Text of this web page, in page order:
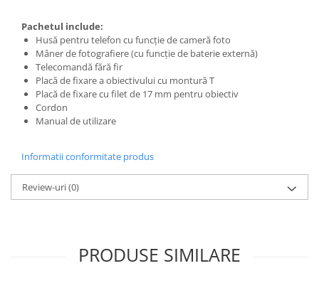
Alimentatoare 220V
Cabluri
Carcase de tip Cage, pentru
integrare in sisteme video
complexe
Curatare Senzor
Huse de ploaie
Ocular
Accesorii diverse
Pachetul include:
Husă pentru telefon cu funcție de cameră foto
Mâner de fotografiere (cu funcție de baterie externă)
Telecomandă fără fir
Placă de fixare a obiectivului cu montură T
Placă de fixare cu filet de 17 mm pentru obiectiv
Cordon
Manual de utilizare
Informatii conformitate produs
Review-uri(0)
PRODUSE SIMILARE